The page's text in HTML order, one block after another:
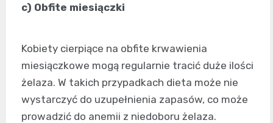
c) Obfite miesiączki
Kobiety cierpiące na obfite krwawienia
miesiączkowe mogą regularnie tracić duże ilości
żelaza. W takich przypadkach dieta może nie
wystarczyć do uzupełnienia zapasów, co może
prowadzić do anemii z niedoboru żelaza.